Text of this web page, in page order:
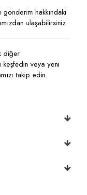
gönderim hakkındaki
ulaşabilirsiniz.
diğer
keşfedin veya yeni
takip edin.